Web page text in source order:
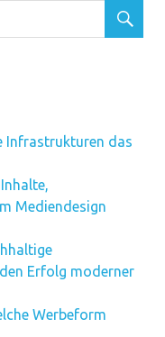
Infrastrukturen das
Mediendesign
Erfolg moderner
Werbeform